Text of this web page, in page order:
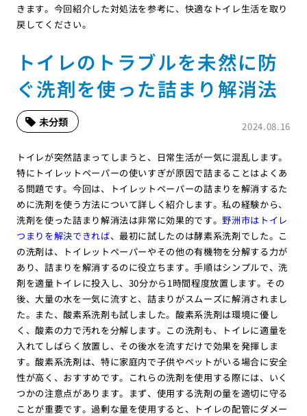
きます。今回紹介した対処法を参考に、快適なトイレ生活を取り
戻してください。
トイレのトラブルを未然に防
ぐ洗剤を使った詰まり解消法
2024.08.16
未分類
トイレが突然詰まってしまうと、日常生活が一気に混乱します。
特にトイレットペーパーの使いすぎが原因で詰まることはよくあ
る問題です。今回は、トイレットペーパーの詰まりを解消するた
めに洗剤を使う方法について詳しく紹介します。私の経験から、
洗剤を使った詰まり解消法は非常に効果的です。 野洲市はトイレ
つまりを解決できれば、最初に試したのは酵素系洗剤でした。こ
の洗剤は、トイレットペーパーやその他の有機物を分解する力が
あり、詰まりを解消するのに役立ちます。手順はシンプルで、洗
剤を適量トイレに投入し、30分から1時間程度放置します。その
後、大量の水を一気に流すと、詰まりがスムーズに解消されまし
た。また、酸素系洗剤も試しました。酸素系洗剤は環境に優し
く、酸素の力で汚れを分解します。この洗剤も、トイレに適量を
入れてしばらく放置し、その後水を流すだけで効果を発揮しま
す。酸素系洗剤は、特に家庭内で子供やペットがいる場合に安全
性が高く、おすすめです。これらの洗剤を使用する際には、いく
つかの注意点があります。まず、使用する洗剤の量を適切に守る
ことが重要です。過剰な量を使用すると、トイレの配管にダメー